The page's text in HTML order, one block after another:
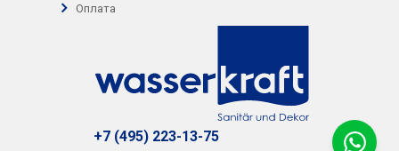
Оплата
+7 (495) 223-13-75